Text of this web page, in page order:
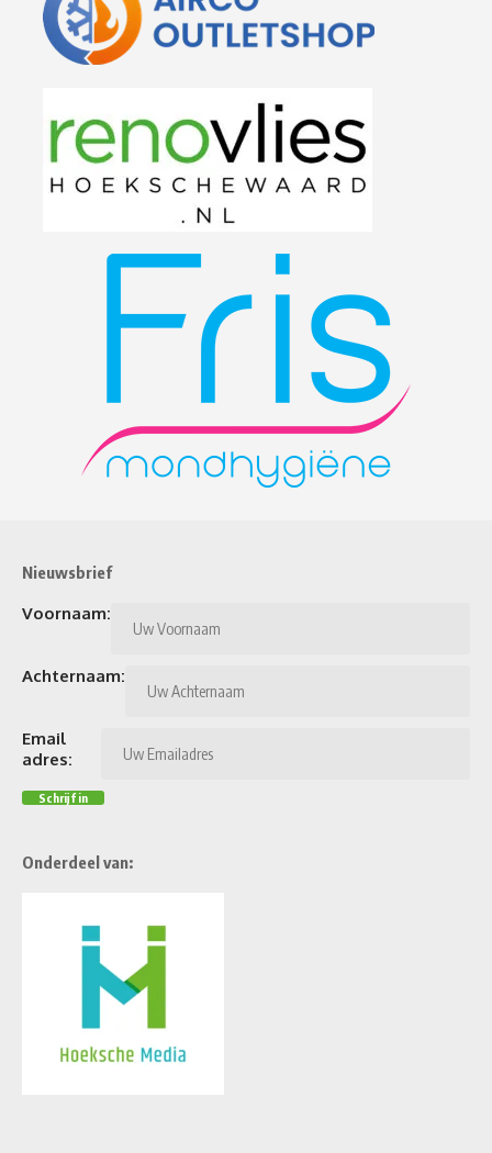
Nieuwsbrief
Voornaam:
Achternaam:
Email
adres:
Onderdeel van: